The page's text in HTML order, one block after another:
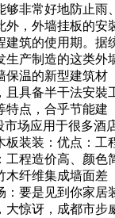
够非常好地防止雨
外，外墙挂板的安
建筑的使用期。据
生产制造的这类外
保温的新型建筑材
且具备半干法安裝
特点，合乎节能建
市场应用于很多酒
板装装：优点：工
工程造价高、颜色
木纤维集成墙面差
：要是见到你家居
大惊讶，成都市步